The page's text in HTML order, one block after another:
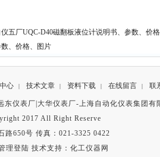
五厂UQC-D40磁翻板液位计说明书、参数、价
、价格、图片
心 | 技术文章 | 资料下载 | 在线留言 | 联
东仪表厂|大华仪表厂-上海自动化仪表集团有
2017 All Right Reserve
路650号 传真：021-3325 0422
理登陆 技术支持： 化工仪器网